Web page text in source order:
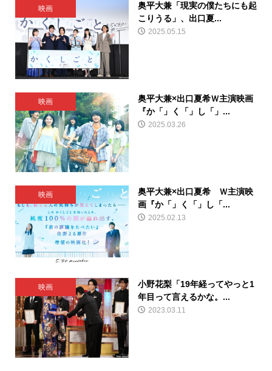
映画
奥平大兼「現実の僕たちにも起
こりうる」、出口夏...
2025.05.15
映画
奥平大兼×出口夏希Ｗ主演映画
『か「」く「」し「」...
2025.03.26
映画
奥平大兼×出口夏希 Ｗ主演映
画『か「」く「」し「...
2025.02.13
映画
小野花梨「19年経ってやっと1
年目って言えるかな。...
2023.03.11